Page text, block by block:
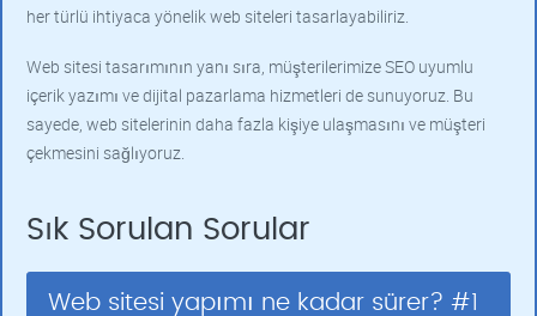
her türlü ihtiyaca yönelik web siteleri tasarlayabiliriz.
Web sitesi tasarımının yanı sıra, müşterilerimize SEO uyumlu
içerik yazımı ve dijital pazarlama hizmetleri de sunuyoruz. Bu
sayede, web sitelerinin daha fazla kişiye ulaşmasını ve müşteri
çekmesini sağlıyoruz.
Sık Sorulan Sorular
Web sitesi yapımı ne kadar sürer? #1